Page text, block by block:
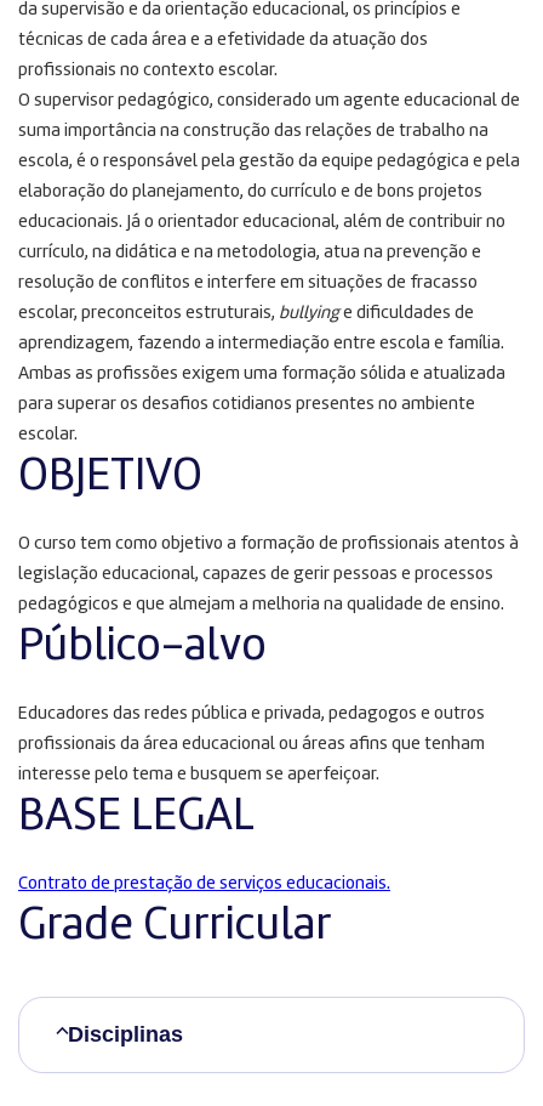
da supervisão e da orientação educacional, os princípios e
técnicas de cada área e a efetividade da atuação dos
profissionais no contexto escolar.
O supervisor pedagógico, considerado um agente educacional de
suma importância na construção das relações de trabalho na
escola, é o responsável pela gestão da equipe pedagógica e pela
elaboração do planejamento, do currículo e de bons projetos
educacionais. Já o orientador educacional, além de contribuir no
currículo, na didática e na metodologia, atua na prevenção e
resolução de conflitos e interfere em situações de fracasso
escolar, preconceitos estruturais, bullyinge dificuldades de
aprendizagem, fazendo a intermediação entre escola e família.
Ambas as profissões exigem uma formação sólida e atualizada
para superar os desafios cotidianos presentes no ambiente
escolar.
OBJETIVO
O curso tem como objetivo a formação de profissionais atentos à
legislação educacional, capazes de gerir pessoas e processos
pedagógicos e que almejam a melhoria na qualidade de ensino.
Público-alvo
Educadores das redes pública e privada, pedagogos e outros
profissionais da área educacional ou áreas afins que tenham
interesse pelo tema e busquem se aperfeiçoar.
BASE LEGAL
Contrato de prestação de serviços educacionais.
Grade Curricular
Disciplinas